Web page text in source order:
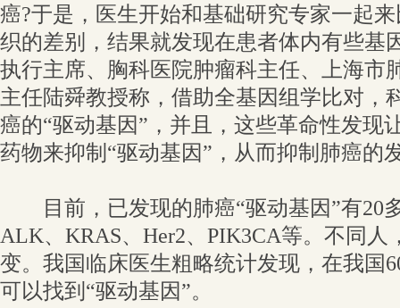
癌?于是，医生开始和基础研究专家一起
织的差别，结果就发现在患者体内有些基
执行主席、胸科医院肿瘤科主任、上海市
主任陆舜教授称，借助全基因组学比对，
癌的“驱动基因”，并且，这些革命性发现
药物来抑制“驱动基因”，从而抑制肺癌的
目前，已发现的肺癌“驱动基因”有20
ALK、KRAS、Her2、PIK3CA等。不同人
变。我国临床医生粗略统计发现，在我国
可以找到“驱动基因”。